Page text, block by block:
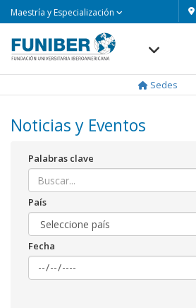
Maestría y Especialización
Sedes
Noticias y Eventos
Palabras clave
País
Fecha